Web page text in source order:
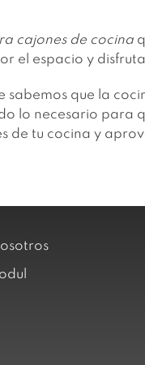
cajones de cocina
el espacio y
que la
lo necesario para
de tu cocina y